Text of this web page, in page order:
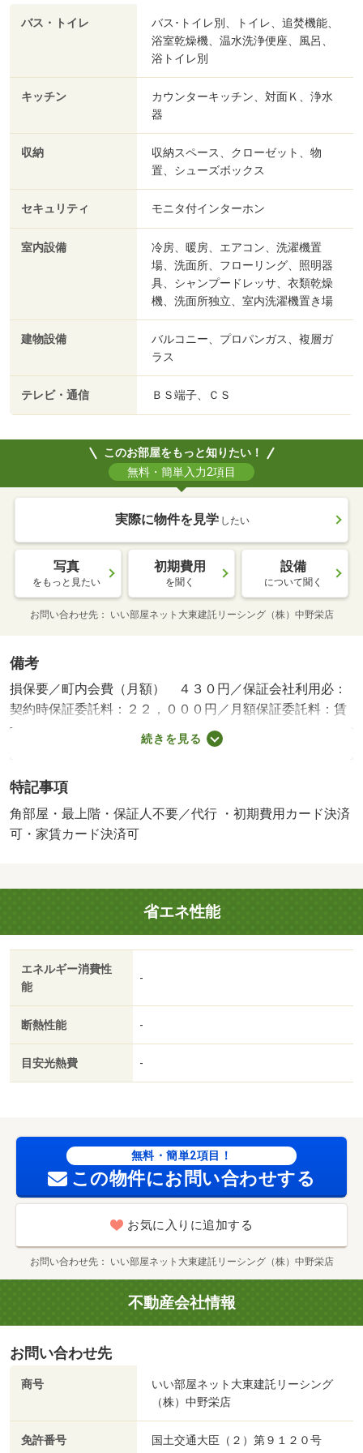
バス・トイレ
バス･トイレ別、トイレ、追焚機能、
浴室乾燥機、温水洗浄便座、風呂、
浴トイレ別
キッチン
カウンターキッチン、対面Ｋ、浄水
器
収納
収納スペース、クローゼット、物
置、シューズボックス
セキュリティ モニタ付インターホン
室内設備
冷房、暖房、エアコン、洗濯機置
場、洗面所、フローリング、照明器
具、シャンプードレッサ、衣類乾燥
機、洗面所独立、室内洗濯機置き場
建物設備
バルコニー、プロパンガス、複層ガ
ラス
テレビ・通信 ＢＳ端子、ＣＳ
このお部屋をもっと知りたい！
無料・簡単入力2項目
実際に物件を見学 したい
写真
をもっと見たい
初期費用
を聞く
設備
について聞く
お問い合わせ先 いい部屋ネット大東建託リーシング（株）中野栄店
備考
損保要／町内会費（月額） ４３０円／保証会社利用必：
契約時保証委託料：２２，０００円／月額保証委託料：賃
料総額の２．２％又は５．５％／退去時クリーニング費用
￥６００００が契約時必要。貸主インボイス登録あり／更
額）１９８０円／鍵セット費３３００円／『契約満了日翌
日以降の家賃は月額５．１万円』／バストイレ別／バルコ
ニー／エアコン／クロゼット／フローリング／シャワー付
洗面所独立／洗面化粧台／対面式キッチン／照明付／保証
人不要／クッションフロア／エアコン２台／ＣＳ／物置／
浄水器／２４時間換気システム／複層ガラス／人感照明セ
ンサー／プロパンガス／室内物干機／ＢＳ／ＩＴ重説 対
応物件／ＬＧＢＴフレンドリー／初期費用カード決済可／
家賃カード決済可／ＳＥＩＹＵ吉岡店（スーパー）まで５
で４００ｍ／サンデー大和吉岡店（ホームセンター）まで
１６００ｍ／クスリのアオキ大和吉岡店（ドラッグスト
ア）まで１６００ｍ／公立黒川病院（病院）まで２４００
続きを見る
特記事項
角部屋・最上階・保証人不要／代行 ・初期費用カード決済
可・家賃カード決済可
省エネ性能
エネルギー消費性
能
-
断熱性能 -
目安光熱費 -
無料・簡単2項目！
この物件にお問い合わせする
お気に入りに追加する
お問い合わせ先 いい部屋ネット大東建託リーシング（株）中野栄店
不動産会社情報
お問い合わせ先
商号
いい部屋ネット大東建託リーシング
（株）中野栄店
免許番号 国土交通大臣（２）第９１２０号